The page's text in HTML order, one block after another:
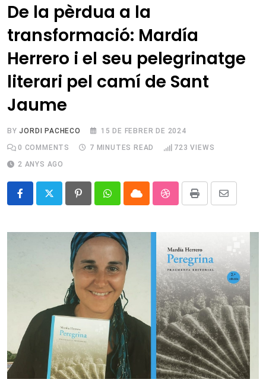
De la pèrdua a la
transformació: Mardía
Herrero i el seu pelegrinatge
literari pel camí de Sant
Jaume
BYJORDI PACHECO
15 DE FEBRER DE 2024
0 COMMENTS 7 MINUTES READ 723 VIEWS
2 ANYS AGO
PinterestWhatsappCloud StumbleUpon
Print
Share